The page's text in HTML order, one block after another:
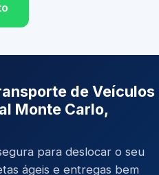
de Veículos
Monte Carlo,
para deslocar o seu
ágeis e entregas bem